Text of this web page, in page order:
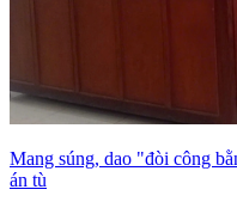
Mang súng, dao "đòi công
án tù